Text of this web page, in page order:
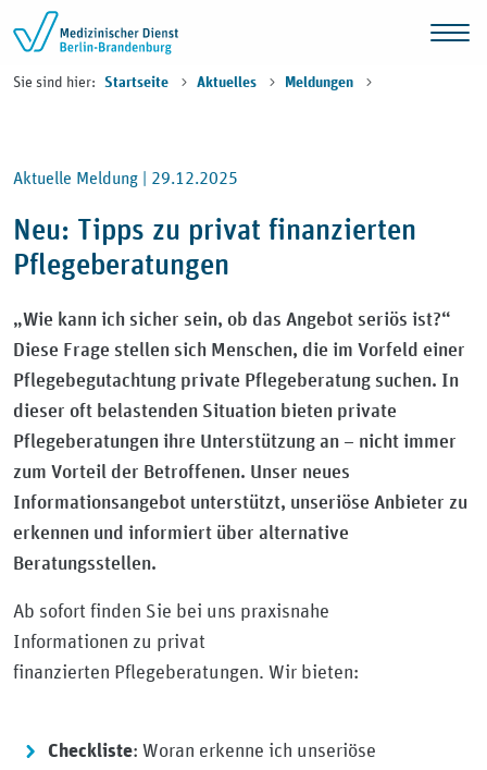
Zum Inhalt springen
Sie sind hier: Startseite Aktuelles Meldungen
Aktuelle Meldung | 29.12.2025
Neu: Tipps zu privat finanzierten
Pflegeberatungen
„Wie kann ich sicher sein, ob das Angebot seriös ist?“
Diese Frage stellen sich Menschen, die im Vorfeld einer
Pflegebegutachtung private Pflegeberatung suchen. In
dieser oft belastenden Situation bieten private
Pflegeberatungen ihre Unterstützung an – nicht immer
zum Vorteil der Betroffenen. Unser neues
Informationsangebot unterstützt, unseriöse Anbieter zu
erkennen und informiert über alternative
Beratungsstellen.
Ab sofort finden Sie bei uns praxisnahe
Informationen zu privat
finanzierten Pflegeberatungen. Wir bieten:
Checkliste: Woran erkenne ich unseriöse